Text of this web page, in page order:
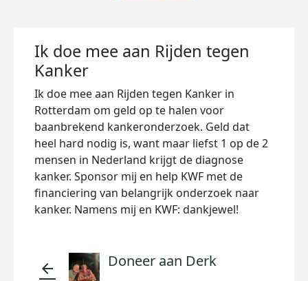
Ik doe mee aan Rijden tegen
Kanker
Ik doe mee aan Rijden tegen Kanker in
Rotterdam om geld op te halen voor
baanbrekend kankeronderzoek. Geld dat
heel hard nodig is, want maar liefst 1 op de 2
mensen in Nederland krijgt de diagnose
kanker. Sponsor mij en help KWF met de
financiering van belangrijk onderzoek naar
kanker. Namens mij en KWF: dankjewel!
arrow_back Doneer aan Derk